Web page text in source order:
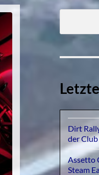
Dirt
der
Assetto
Steam